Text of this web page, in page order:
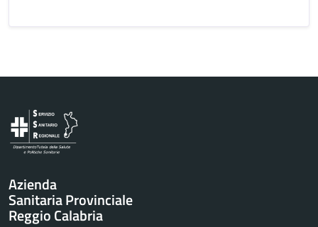
Azienda
Sanitaria Provinciale
Reggio Calabria